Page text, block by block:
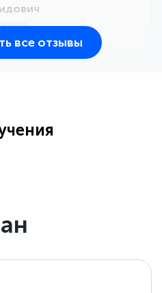
методических
все отзывы